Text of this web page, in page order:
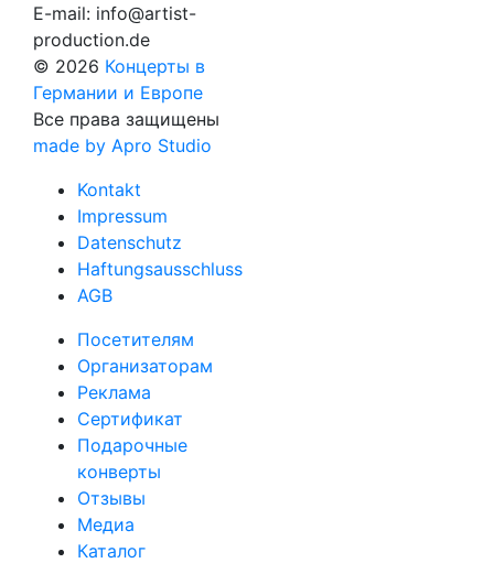
E-mail: info@artist-
production.de
© 2026 Концерты в
Германии и Европе
Все права защищены
made by Apro Studio
Kontakt
Impressum
Datenschutz
Haftungsausschluss
AGB
Посетителям
Организаторам
Реклама
Сертификат
Подарочные
конверты
Отзывы
Медиа
Каталог